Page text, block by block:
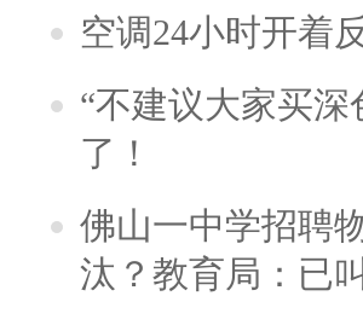
空调24小时开着
“不建议大家买
了！
佛山一中学招聘
汰？教育局：已